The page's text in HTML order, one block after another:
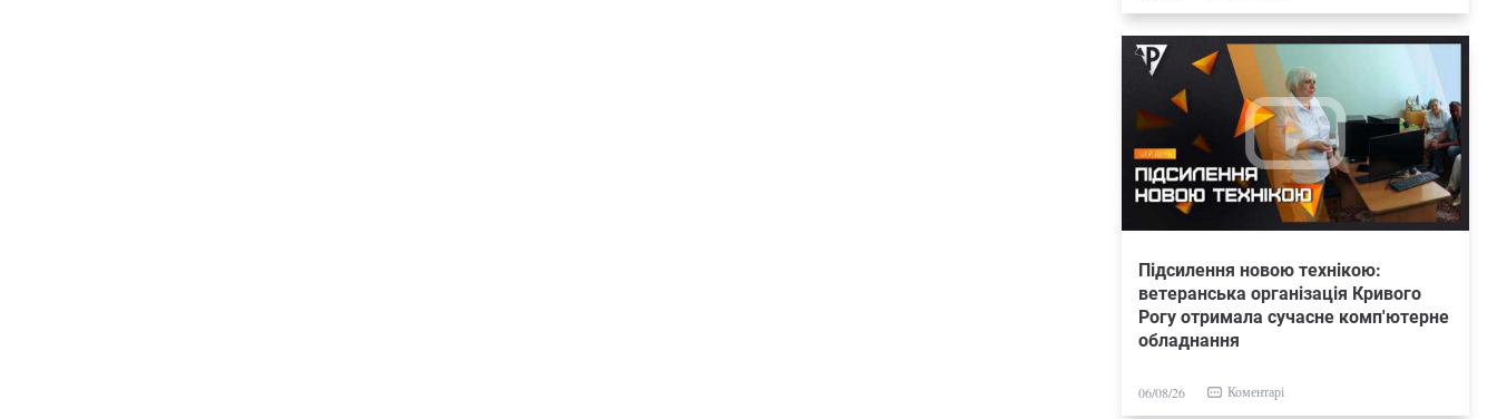
Підсилення новою технікою:
ветеранська організація Кривого
Рогу отримала сучасне комп'ютерне
обладнання
06/08/26 Коментарі